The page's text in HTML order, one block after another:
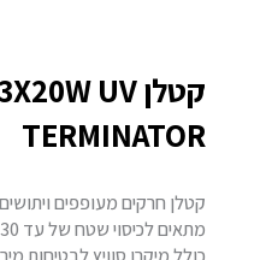
TERMINATOR
קטלן חרקים מעופפים ויתושים TERMINATOR 3X20W,
מתאים לכיסוי שטח של עד 130 מ"ר,